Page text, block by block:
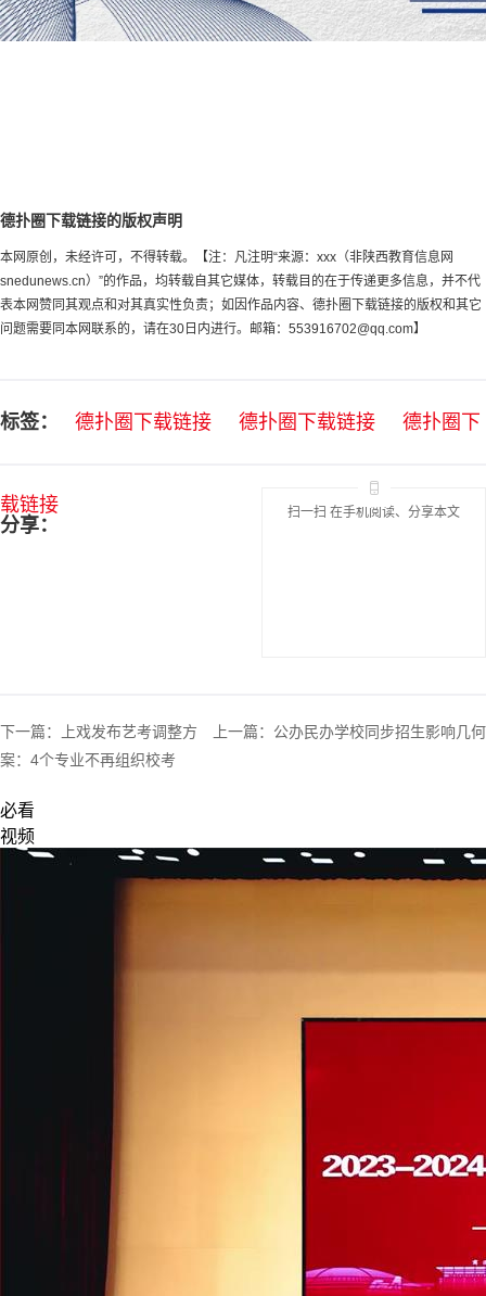
德扑圈下载链接的版权声明
本网原创，未经许可，不得转载。【注：凡注明“来源：xxx（非陕西教育信息网
snedunews.cn）”的作品，均转载自其它媒体，转载目的在于传递更多信息，并不代
表本网赞同其观点和对其真实性负责；如因作品内容、德扑圈下载链接的版权和其它
问题需要同本网联系的，请在30日内进行。邮箱： 553916702@qq.com】
标签： 德扑圈下载链接 德扑圈下载链接 德扑圈下
载链接
分享：
扫一扫 在手机阅读、分享本文
上一篇： 公办民办学校同步招生影响几何
下一篇：
上戏发布艺考调整方
案：4个专业不再组织校考
必看
视频